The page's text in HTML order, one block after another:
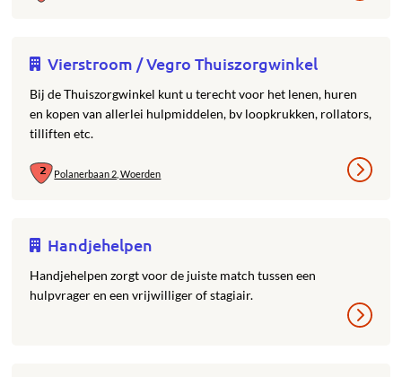
Vierstroom / Vegro Thuiszorgwinkel
Bij de Thuiszorgwinkel kunt u terecht voor het lenen, huren
en kopen van allerlei hulpmiddelen, bv loopkrukken, rollators,
tilliften etc.
Polanerbaan 2, Woerden
Handjehelpen
Handjehelpen zorgt voor de juiste match tussen een
hulpvrager en een vrijwilliger of stagiair.